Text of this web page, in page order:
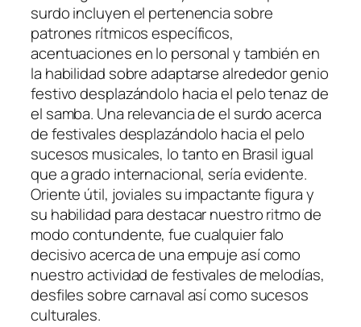
surdo incluyen el pertenencia sobre
patrones rítmicos específicos,
acentuaciones en lo personal y también en
la habilidad sobre adaptarse alrededor genio
festivo desplazándolo hacia el pelo tenaz de
el samba. Una relevancia de el surdo acerca
de festivales desplazándolo hacia el pelo
sucesos musicales, lo tanto en Brasil igual
que a grado internacional, serí­a evidente.
Oriente útil, joviales su impactante figura y
su habilidad para destacar nuestro ritmo de
modo contundente, fue cualquier falo
decisivo acerca de una empuje así­ como
nuestro actividad de festivales de melodías,
desfiles sobre carnaval así­ como sucesos
culturales.